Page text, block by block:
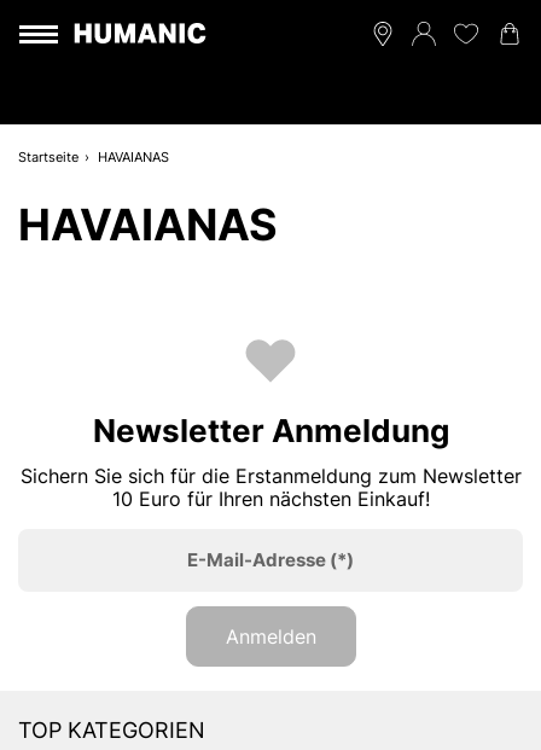
Startseite HAVAIANAS
HAVAIANAS
Newsletter Anmeldung
Sichern Sie sich für die Erstanmeldung zum Newsletter
10 Euro für Ihren nächsten Einkauf!
E-Mail-Adresse (*)
Anmelden
TOP KATEGORIEN